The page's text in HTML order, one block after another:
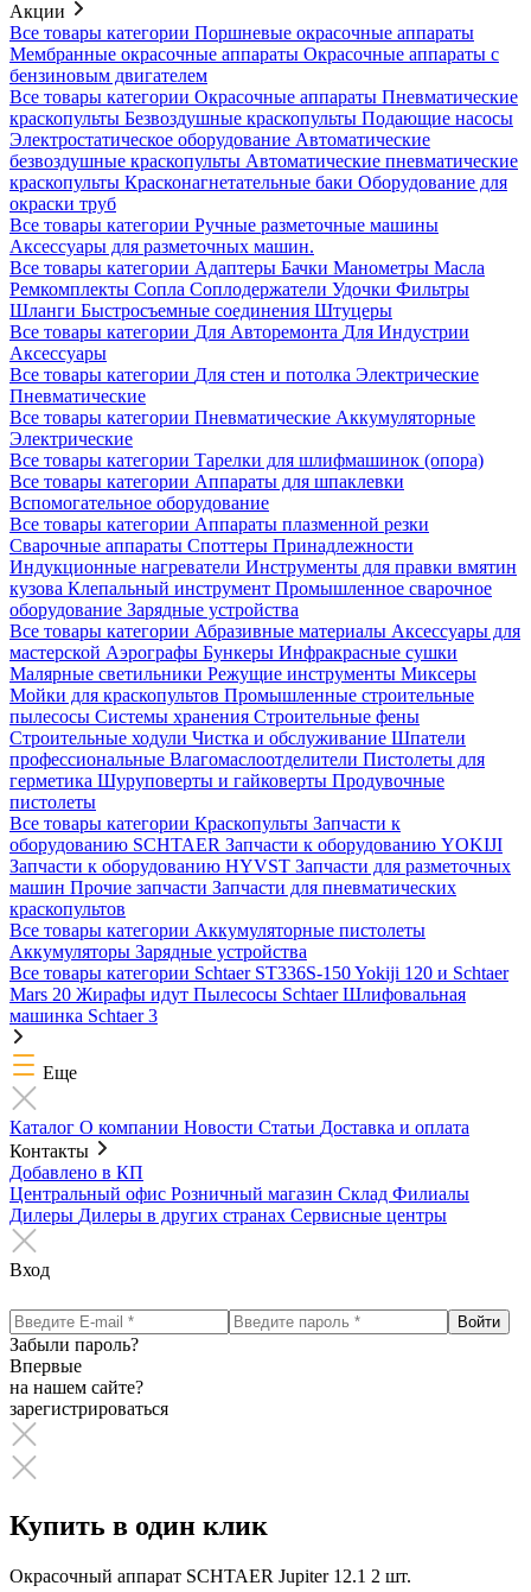
Акции
Все товары категории Поршневые окрасочные аппараты
Мембранные окрасочные аппараты Окрасочные аппараты с
бензиновым двигателем
Все товары категории Окрасочные аппараты Пневматические
краскопульты Безвоздушные краскопульты Подающие насосы
Электростатическое оборудование Автоматические
безвоздушные краскопульты Автоматические пневматические
краскопульты Красконагнетательные баки Оборудование для
окраски труб
Все товары категории Ручные разметочные машины
Аксессуары для разметочных машин.
Все товары категории Адаптеры Бачки Манометры Масла
Ремкомплекты Сопла Соплодержатели Удочки Фильтры
Шланги Быстросъемные соединения Штуцеры
Все товары категории Для Авторемонта Для Индустрии
Аксессуары
Все товары категории Для стен и потолка Электрические
Пневматические
Все товары категории Пневматические Аккумуляторные
Электрические
Все товары категории Тарелки для шлифмашинок (опора)
Все товары категории Аппараты для шпаклевки
Вспомогательное оборудование
Все товары категории Аппараты плазменной резки
Сварочные аппараты Споттеры Принадлежности
Индукционные нагреватели Инструменты для правки вмятин
кузова Клепальный инструмент Промышленное сварочное
оборудование Зарядные устройства
Все товары категории Абразивные материалы Аксессуары для
мастерской Аэрографы Бункеры Инфракрасные сушки
Малярные светильники Режущие инструменты Миксеры
Мойки для краскопультов Промышленные строительные
пылесосы Системы хранения Строительные фены
Строительные ходули Чистка и обслуживание Шпатели
профессиональные Влагомаслоотделители Пистолеты для
герметика Шуруповерты и гайковерты Продувочные
пистолеты
Все товары категории Краскопульты Запчасти к
оборудованию SCHTAER Запчасти к оборудованию YOKIJI
Запчасти к оборудованию HYVST Запчасти для разметочных
машин Прочие запчасти Запчасти для пневматических
краскопультов
Все товары категории Аккумуляторные пистолеты
Аккумуляторы Зарядные устройства
Все товары категории Schtaer ST336S-150Yokiji 120 и Schtaer
Mars 20 Жирафы идут Пылесосы SchtaerШлифовальная
машинка Schtaer 3
Еще
Каталог О компании Новости Статьи Доставка и оплата
Контакты
Добавлено в КП
Центральный офис Розничный магазин Склад Филиалы
Дилеры Дилеры в других странах Сервисные центры
Вход
Забыли пароль?
Впервые
на нашем сайте?
зарегистрироваться
Купить в один клик
Окрасочный аппарат SCHTAER Jupiter 12.1 2 шт.